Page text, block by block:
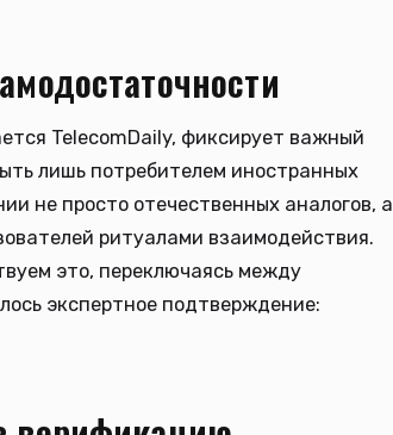
TelecomDaily, фиксирует важный
лишь потребителем иностранных
не просто отечественных аналогов, а
ритуалами взаимодействия.
это, переключаясь между
экспертное подтверждение: